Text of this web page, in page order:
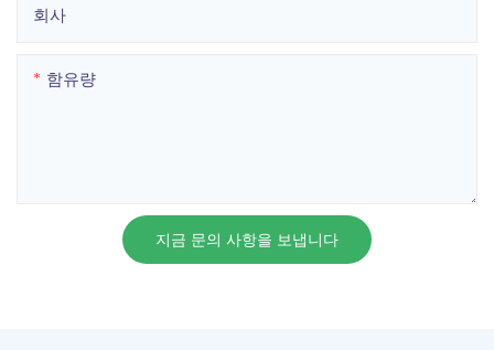
회사
함유량
지금 문의 사항을 보냅니다